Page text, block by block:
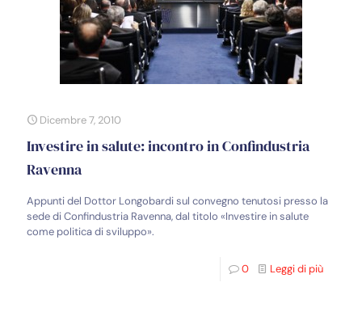
Dicembre 7, 2010
Investire in salute: incontro in Confindustria
Ravenna
Appunti del Dottor Longobardi sul convegno tenutosi presso la
sede di Confindustria Ravenna, dal titolo «Investire in salute
come politica di sviluppo».
0 Leggi di più